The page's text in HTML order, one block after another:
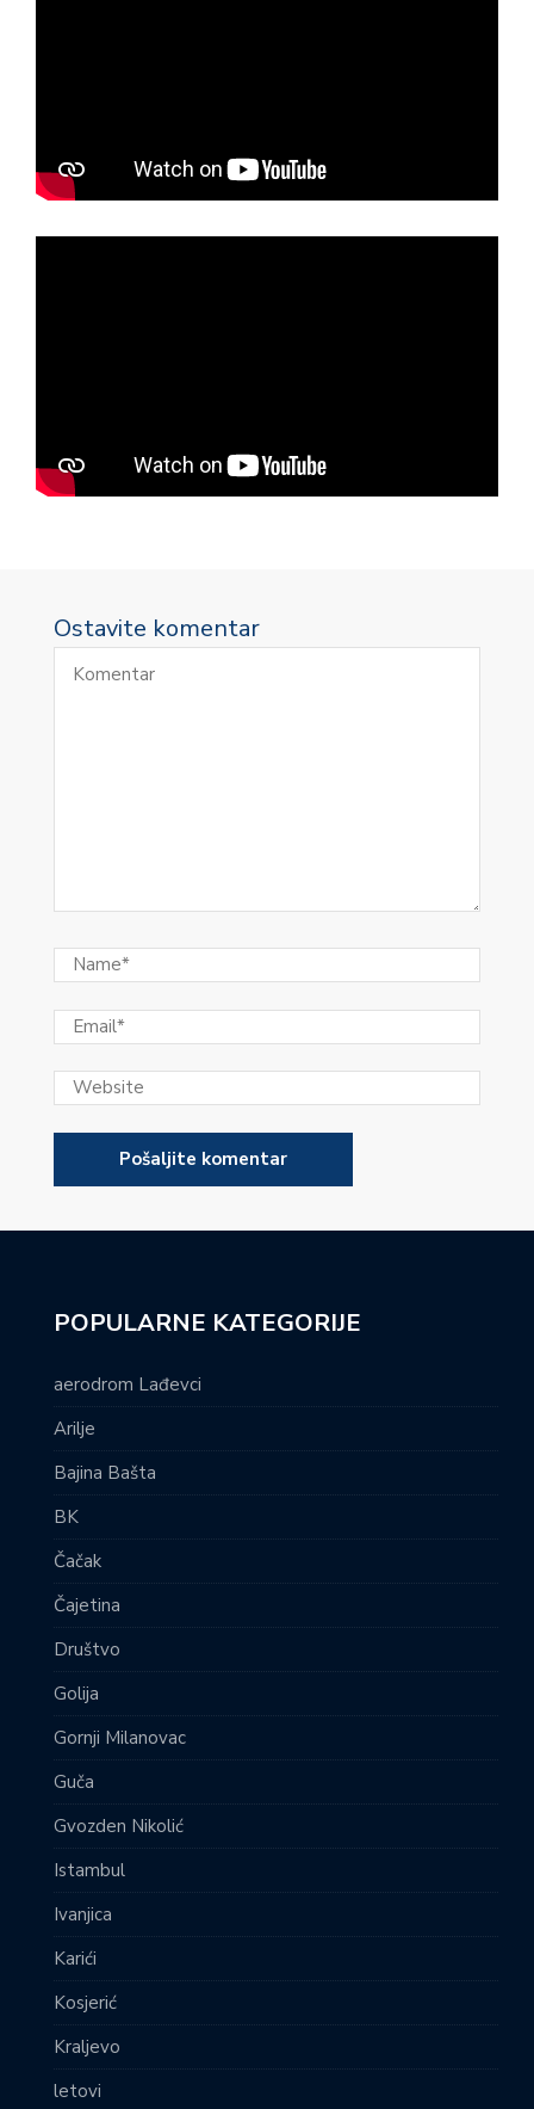
Ostavite komentar
POPULARNE KATEGORIJE
aerodrom Lađevci
Arilje
Bajina Bašta
BK
Čačak
Čajetina
Društvo
Golija
Gornji Milanovac
Guča
Gvozden Nikolić
Istambul
Ivanjica
Karići
Kosjerić
Kraljevo
letovi